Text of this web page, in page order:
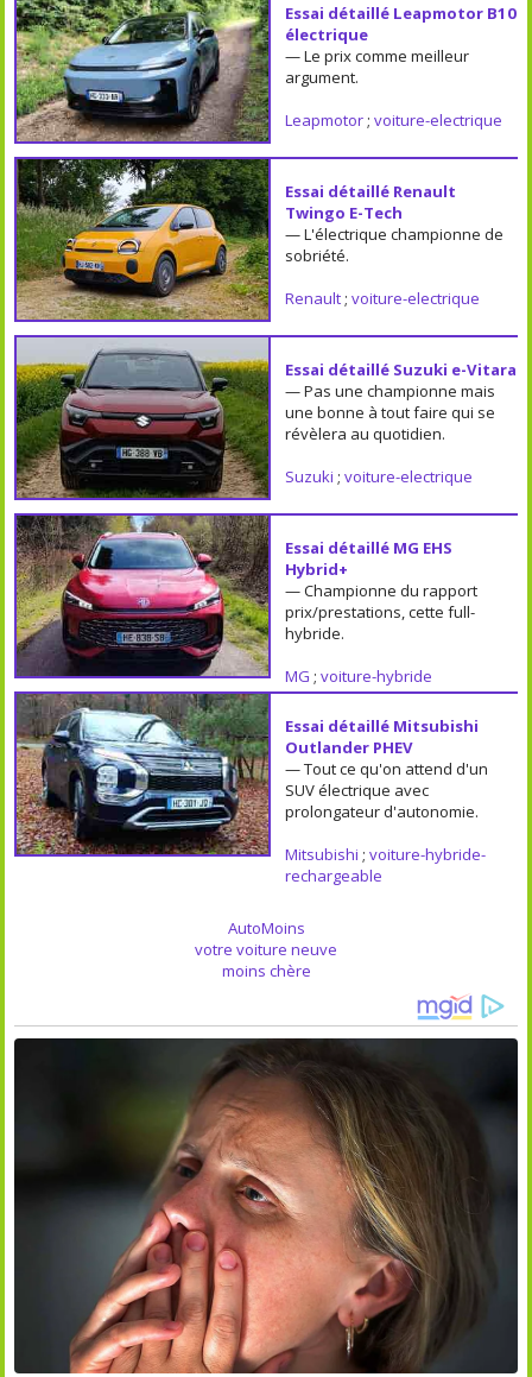
Essai détaillé Leapmotor B10
électrique
— Le prix comme meilleur
argument.
Leapmotor; voiture-electrique
Essai détaillé Renault
Twingo E-Tech
— L'électrique championne de
sobriété.
Renault; voiture-electrique
Essai détaillé Suzuki e-Vitara
— Pas une championne mais
une bonne à tout faire qui se
révèlera au quotidien.
Suzuki ; voiture-electrique
Essai détaillé MG EHS
Hybrid+
— Championne du rapport
prix/prestations, cette full-
hybride.
MG ; voiture-hybride
Essai détaillé Mitsubishi
Outlander PHEV
— Tout ce qu'on attend d'un
SUV électrique avec
prolongateur d'autonomie.
Mitsubishi ; voiture-hybride-
rechargeable
AutoMoins
votre voiture neuve
moins chère